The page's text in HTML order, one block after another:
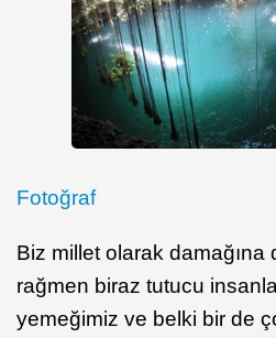
Fotoğraf
Biz millet olarak damağına
rağmen biraz tutucu
yemeğimiz ve belki bir de